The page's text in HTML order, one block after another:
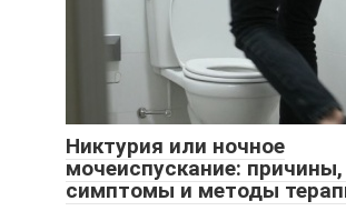
Никтурия или ночное
мочеиспускание:
симптомы и методы